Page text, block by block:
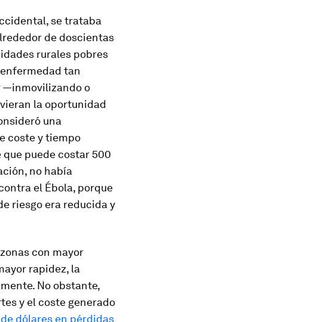
se trataba
de doscientas
rurales pobres
tan
—inmovilizando o
la oportunidad
una
coste y tiempo
puede costar 500
no había
el Ébola, porque
riesgo era reducida y
con mayor
rapidez, la
No obstante,
y el coste generado
dólares en pérdidas